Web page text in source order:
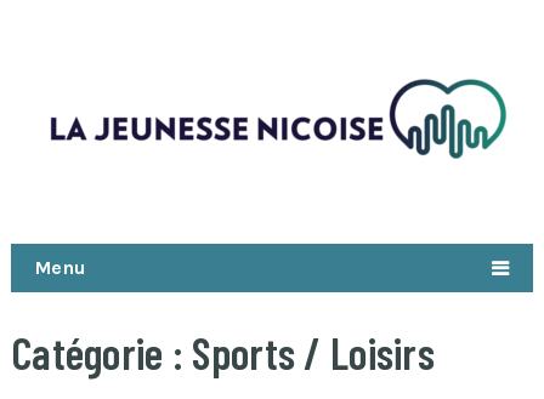
Menu
Catégorie : Sports / Loisirs